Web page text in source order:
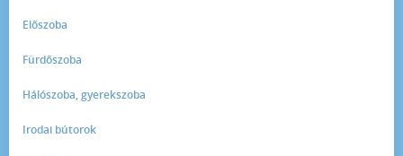
Előszoba
Fürdőszoba
Hálószoba, gyerekszoba
Irodai bútorok